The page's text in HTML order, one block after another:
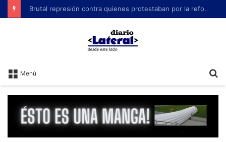
Brutal represión contra quienes protestaban por la reforma laboral de Milei
Menú